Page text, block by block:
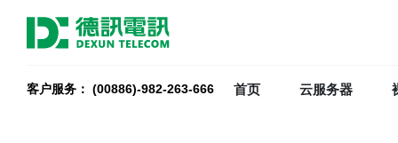
客户服务： (00886)-982-263-666 首页 云服务器